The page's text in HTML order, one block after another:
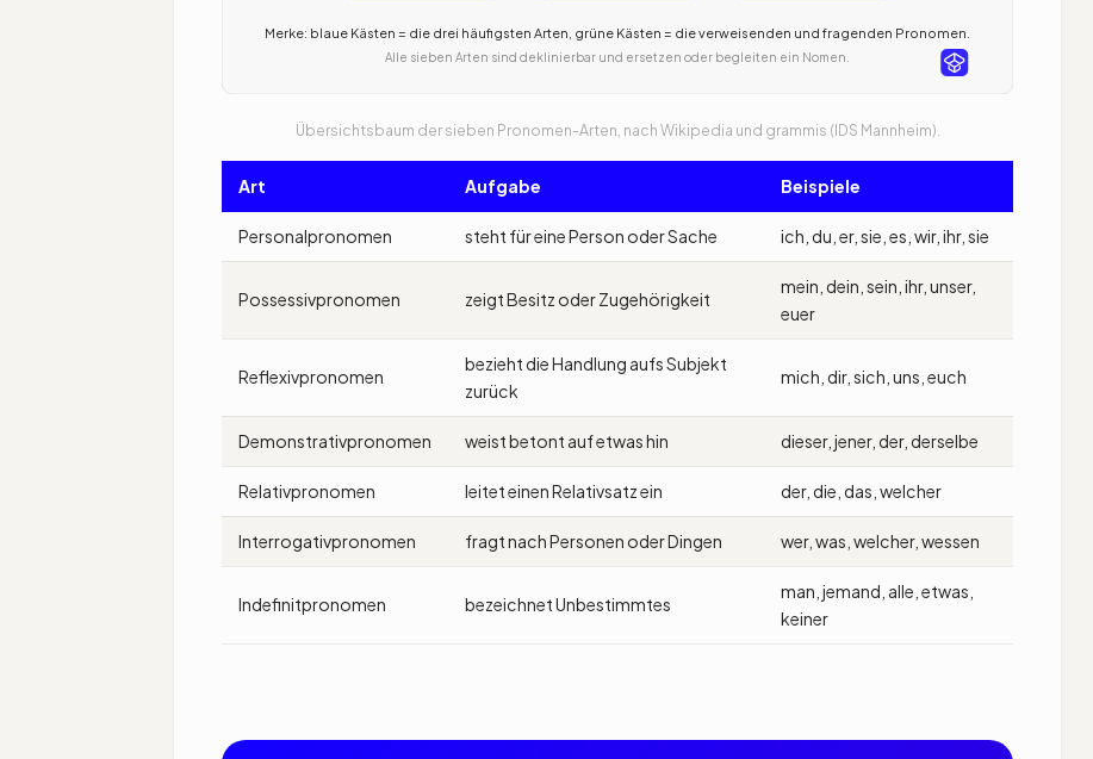
Merke: blaue Kästen = die drei häufigsten Arten, grüne Kästen = die verweisenden und fragenden Pronomen.
Alle sieben Arten sind deklinierbar und ersetzen oder begleiten ein Nomen.
Übersichtsbaum der sieben Pronomen-Arten, nach Wikipedia und grammis (IDS Mannheim).
Art Aufgabe Beispiele
Personalpronomen steht für eine Person oder Sache ich, du, er, sie, es, wir, ihr, sie
Possessivpronomen zeigt Besitz oder Zugehörigkeit
mein, dein, sein, ihr, unser,
euer
Reflexivpronomen
bezieht die Handlung aufs Subjekt
zurück
mich, dir, sich, uns, euch
Demonstrativpronomen weist betont auf etwas hin dieser, jener, der, derselbe
Relativpronomen leitet einen Relativsatz ein der, die, das, welcher
Interrogativpronomen fragt nach Personen oder Dingen wer, was, welcher, wessen
Indefinitpronomen bezeichnet Unbestimmtes
man, jemand, alle, etwas,
keiner